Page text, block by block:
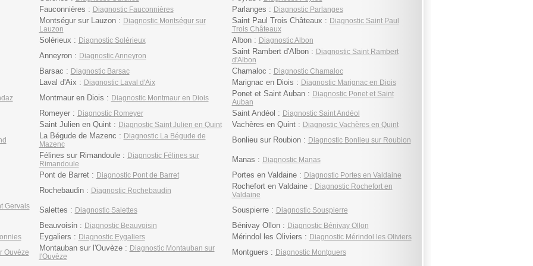
Fauconnières : Diagnostic Fauconnières Parlanges : Diagnostic Parlanges
Montségur sur Lauzon : Diagnostic Montségur sur
Lauzon
Saint Paul Trois Châteaux : Diagnostic Saint Paul
Trois Châteaux
Solérieux : Diagnostic Solérieux Albon : Diagnostic Albon
Anneyron : Diagnostic Anneyron Saint Rambert d'Albon : Diagnostic Saint Rambert
d'Albon
Barsac : Diagnostic Barsac Chamaloc : Diagnostic Chamaloc
Laval d'Aix : Diagnostic Laval d'Aix Marignac en Diois : Diagnostic Marignac en Diois
Montmaur en Diois : Diagnostic Montmaur en Diois Ponet et Saint Auban : Diagnostic Ponet et Saint
Auban
Romeyer : Diagnostic Romeyer Saint Andéol : Diagnostic Saint Andéol
Saint Julien en Quint : Diagnostic Saint Julien en Quint Vachères en Quint : Diagnostic Vachères en Quint
La Bégude de Mazenc : Diagnostic La Bégude de
Mazenc
Bonlieu sur Roubion : Diagnostic Bonlieu sur Roubion
Félines sur Rimandoule : Diagnostic Félines sur
Rimandoule
Manas : Diagnostic Manas
Pont de Barret : Diagnostic Pont de Barret Portes en Valdaine : Diagnostic Portes en Valdaine
Rochebaudin : Diagnostic Rochebaudin Rochefort en Valdaine : Diagnostic Rochefort en
Valdaine
Gervais
Salettes : Diagnostic Salettes Souspierre : Diagnostic Souspierre
Beauvoisin : Diagnostic Beauvoisin Bénivay Ollon : Diagnostic Bénivay Ollon
Eygaliers : Diagnostic Eygaliers Mérindol les Oliviers : Diagnostic Mérindol les Oliviers
Ouvèze
Montauban sur l'Ouvèze : Diagnostic Montauban sur
l'Ouvèze
Montguers : Diagnostic Montguers